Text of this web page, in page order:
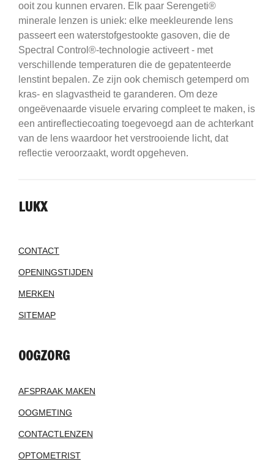
ooit zou kunnen ervaren. Elk paar Serengeti®
minerale lenzen is uniek: elke meekleurende lens
passeert een waterstofgestookte gasoven, die de
Spectral Control®-technologie activeert - met
verschillende temperaturen die de gepatenteerde
lenstint bepalen. Ze zijn ook chemisch getemperd om
kras- en slagvastheid te garanderen. Om deze
ongeëvenaarde visuele ervaring compleet te maken, is
een antireflectiecoating toegevoegd aan de achterkant
van de lens waardoor het verstrooiende licht, dat
reflectie veroorzaakt, wordt opgeheven.
LUKX
CONTACT
OPENINGSTIJDEN
MERKEN
SITEMAP
OOGZORG
AFSPRAAK MAKEN
OOGMETING
CONTACTLENZEN
OPTOMETRIST